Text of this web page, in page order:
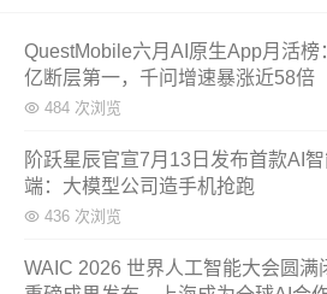
QuestMobile六月AI原生App月活榜
亿断层第一，千问增速暴涨近58倍
484 次浏览
阶跃星辰官宣7月13日发布首款AI
端：大模型公司造手机抢跑
436 次浏览
WAIC 2026 世界人工智能大会圆满